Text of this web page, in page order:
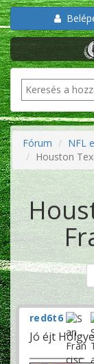
Fórum
NFL
Houston
red6t6
Jó éjt